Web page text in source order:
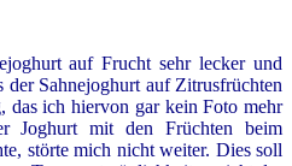
auf Frucht sehr lecker und
der Sahnejoghurt auf Zitrusfrüchten
das ich hiervon gar kein Foto mehr
Joghurt mit den Früchten beim
störte mich nicht weiter. Dies soll